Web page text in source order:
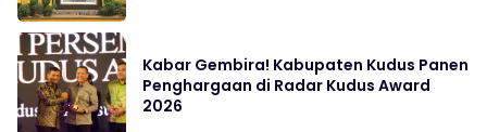
Kabar Gembira! Kabupaten Kudus Panen
Penghargaan di Radar Kudus Award
2026